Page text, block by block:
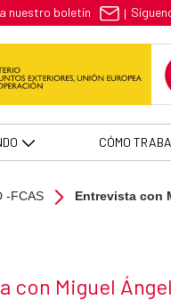
Ángel
nuestro boletín |
CÓMO
-FCAS Entrevista con
con Miguel